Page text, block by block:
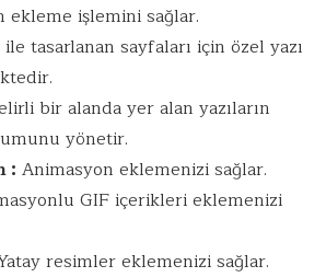
ekleme işlemini sağlar.
tasarlanan sayfaları için özel yazı
bir alanda yer alan yazıların
yönetir.
: Animasyon eklemenizi sağlar.
GIF içerikleri eklemenizi
resimler eklemenizi sağlar.